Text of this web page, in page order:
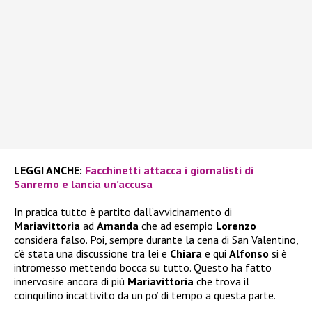
LEGGI ANCHE: Facchinetti attacca i giornalisti di
Sanremo e lancia un’accusa
In pratica tutto è partito dall’avvicinamento di
Mariavittoria ad Amanda che ad esempio Lorenzo
considera falso. Poi, sempre durante la cena di San Valentino,
c’è stata una discussione tra lei e Chiara e qui Alfonso si è
intromesso mettendo bocca su tutto. Questo ha fatto
innervosire ancora di più Mariavittoria che trova il
coinquilino incattivito da un po’ di tempo a questa parte.